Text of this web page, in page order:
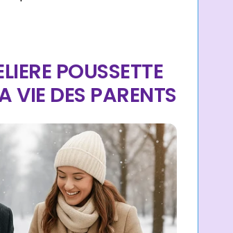
POUSSETTE
VIE DES PARENTS